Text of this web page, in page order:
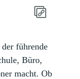
führende
Büro,
macht. Ob